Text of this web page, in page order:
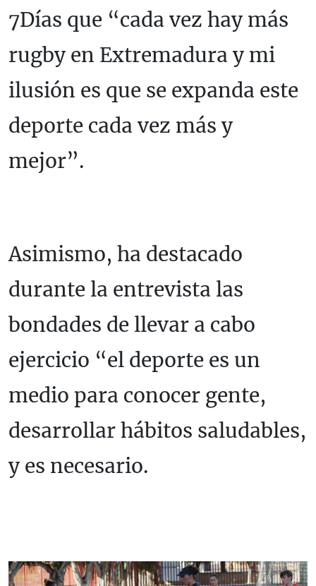
7Días que “cada vez hay más
rugby en Extremadura y mi
ilusión es que se expanda este
deporte cada vez más y
mejor”.
Asimismo, ha destacado
durante la entrevista las
bondades de llevar a cabo
ejercicio “el deporte es un
medio para conocer gente,
desarrollar hábitos saludables,
y es necesario.